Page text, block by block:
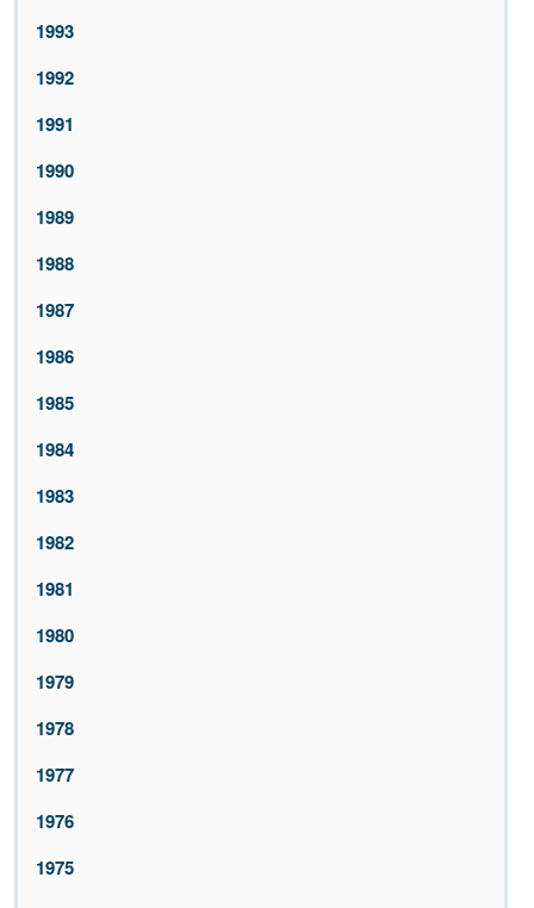
1993
1992
1991
1990
1989
1988
1987
1986
1985
1984
1983
1982
1981
1980
1979
1978
1977
1976
1975